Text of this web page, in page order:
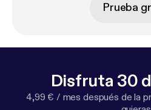
Prueba
Disfruta 30
4,99 € / mes después de la